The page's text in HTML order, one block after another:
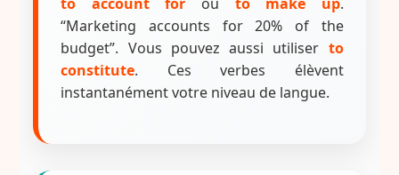
“Marketing accounts for 20% of the
budget”. Vous pouvez aussi utiliser to
constitute. Ces verbes élèvent
instantanément votre niveau de langue.